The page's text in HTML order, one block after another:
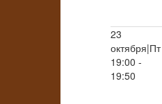
23
октября|Пт
19:00 -
19:50